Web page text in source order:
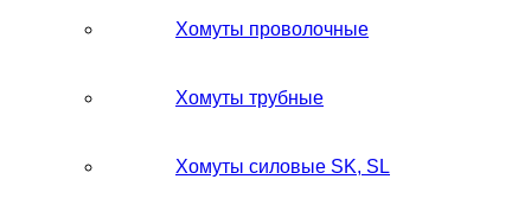
Хомуты проволочные
Хомуты трубные
Хомуты силовые SK, SL